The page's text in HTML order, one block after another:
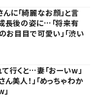
に「綺麗なお顔」と言
長後の姿に…「将来有
お目目で可愛い」「渋い
行くと…妻「おーいw」
美人！」「めっちゃわか